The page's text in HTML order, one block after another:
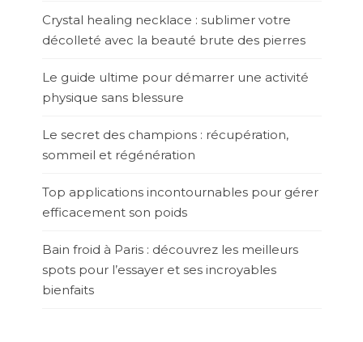
Crystal healing necklace : sublimer votre
décolleté avec la beauté brute des pierres
Le guide ultime pour démarrer une activité
physique sans blessure
Le secret des champions : récupération,
sommeil et régénération
Top applications incontournables pour gérer
efficacement son poids
Bain froid à Paris : découvrez les meilleurs
spots pour l’essayer et ses incroyables
bienfaits